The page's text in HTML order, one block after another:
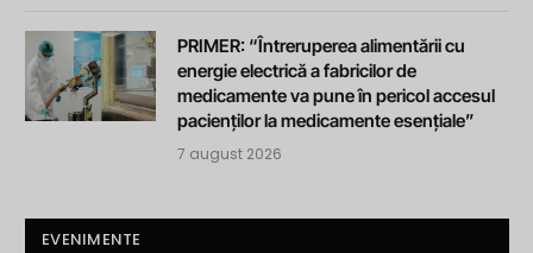
PRIMER: “Întreruperea alimentării cu
energie electrică a fabricilor de
medicamente va pune în pericol accesul
pacienților la medicamente esențiale”
7 august 2026
EVENIMENTE